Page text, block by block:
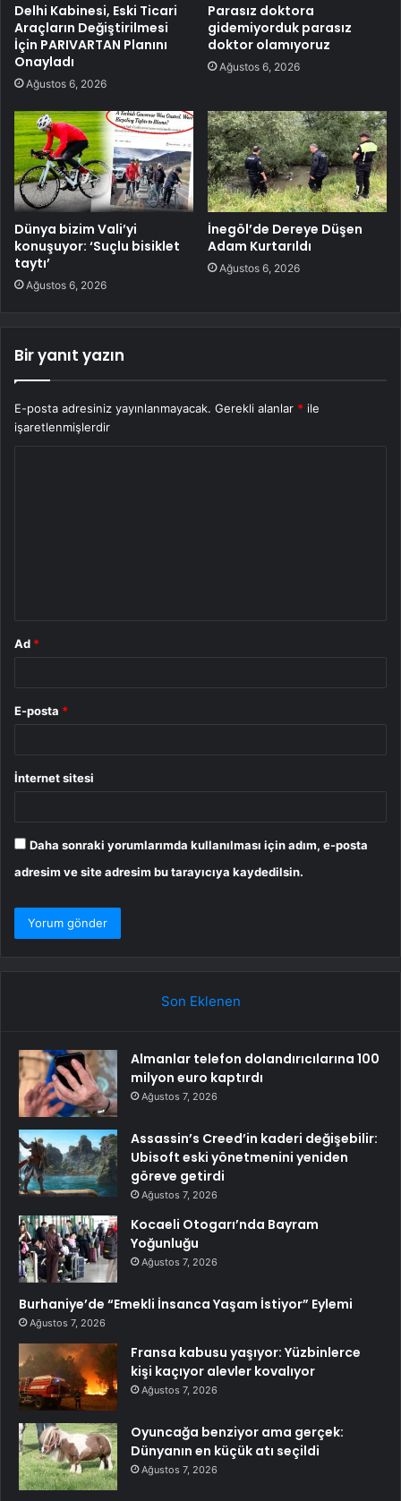
Delhi Kabinesi, Eski Ticari
Araçların Değiştirilmesi
İçin PARIVARTAN Planını
Onayladı
Ağustos 6, 2026
Parasız doktora
gidemiyorduk parasız
doktor olamıyoruz
Ağustos 6, 2026
Dünya bizim Vali’yi
konuşuyor: ‘Suçlu bisiklet
taytı’
Ağustos 6, 2026
İnegöl’de Dereye Düşen
Adam Kurtarıldı
Ağustos 6, 2026
Bir yanıt yazın
E-posta adresiniz yayınlanmayacak. Gerekli alanlar * ile
işaretlenmişlerdir
Ad *
E-posta *
İnternet sitesi
Daha sonraki yorumlarımda kullanılması için adım, e-posta
adresim ve site adresim bu tarayıcıya kaydedilsin.
Son Eklenen
Almanlar telefon dolandırıcılarına 100
milyon euro kaptırdı
Ağustos 7, 2026
Assassin’s Creed’in kaderi değişebilir:
Ubisoft eski yönetmenini yeniden
göreve getirdi
Ağustos 7, 2026
Kocaeli Otogarı’nda Bayram
Yoğunluğu
Ağustos 7, 2026
Burhaniye’de “Emekli İnsanca Yaşam İstiyor” Eylemi
Ağustos 7, 2026
Fransa kabusu yaşıyor: Yüzbinlerce
kişi kaçıyor alevler kovalıyor
Ağustos 7, 2026
Oyuncağa benziyor ama gerçek:
Dünyanın en küçük atı seçildi
Ağustos 7, 2026